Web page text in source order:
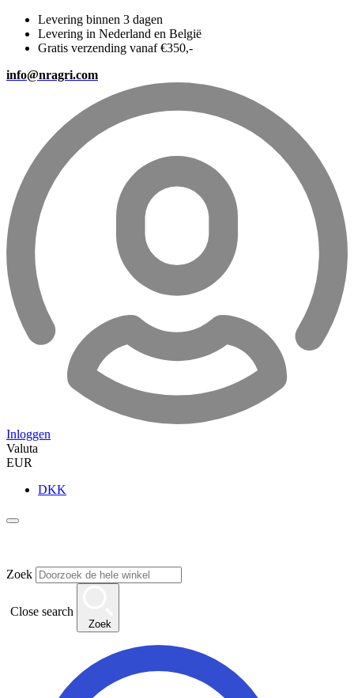
Levering binnen 3 dagen
Levering in Nederland en België
Gratis verzending vanaf €350,-
info@nragri.com
Inloggen
Valuta
EUR
DKK
Zoek
Close search
Zoek